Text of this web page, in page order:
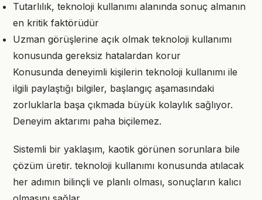
Tutarlılık, teknoloji kullanımı alanında sonuç almanın
en kritik faktörüdür
Uzman görüşlerine açık olmak teknoloji kullanımı
konusunda gereksiz hatalardan korur
Konusunda deneyimli kişilerin teknoloji kullanımı ile
ilgili paylaştığı bilgiler, başlangıç aşamasındaki
zorluklarla başa çıkmada büyük kolaylık sağlıyor.
Deneyim aktarımı paha biçilemez.
Sistemli bir yaklaşım, kaotik görünen sorunlara bile
çözüm üretir. teknoloji kullanımı konusunda atılacak
her adımın bilinçli ve planlı olması, sonuçların kalıcı